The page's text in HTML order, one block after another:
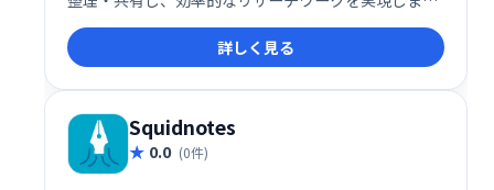
す。 論文やWebサイトなどの情報を簡単に保存・管理
でき、共同作業にも最適です。
詳しく見る
Squidnotes
0.0 (0件)